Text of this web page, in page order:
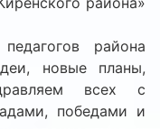
района
новые планы,
всех с
победами и